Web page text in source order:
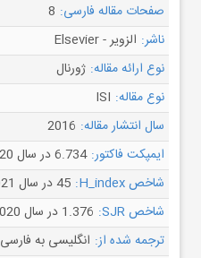
صفحات مقاله فارسی: 8
ناشر: الزویر - Elsevier
نوع ارائه مقاله: ژورنال
نوع مقاله: ISI
سال انتشار مقاله: 2016
ایمپکت فاکتور: 6.734 در سال 2020
شاخص H_index:
45 در سال 2021
شاخص SJR:
1.376 در سال 2020
ترجمه شده از: انگلیسی به فارسی